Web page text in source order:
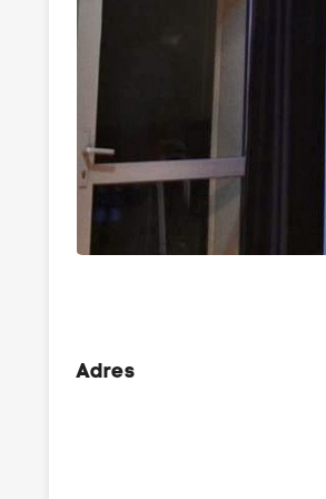
Adres